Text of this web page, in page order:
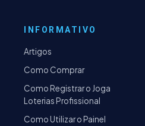
INFORMATIVO
Artigos
Como Comprar
Como Registrar o Joga
Loterias Profissional
Como Utilizar o Painel